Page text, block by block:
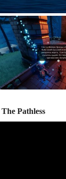
Pathless